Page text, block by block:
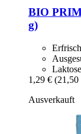
BIO
g)
1,29 € (21,50
Ausverkauft